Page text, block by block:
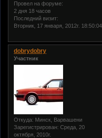
Провел на форуме:
2 дня 18 часов
Последний визит:
Вторник, 17 января, 2012г. 18:50:04
dobrydobry
Участник
Откуда: Минск, Варвашени
Зарегистрирован: Среда, 20
октября, 2010г.